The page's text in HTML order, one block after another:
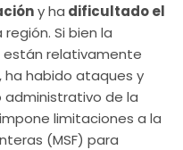
y ha dificultado el
Si bien la
están relativamente
habido ataques y
administrativo de la
limitaciones a la
(MSF) para